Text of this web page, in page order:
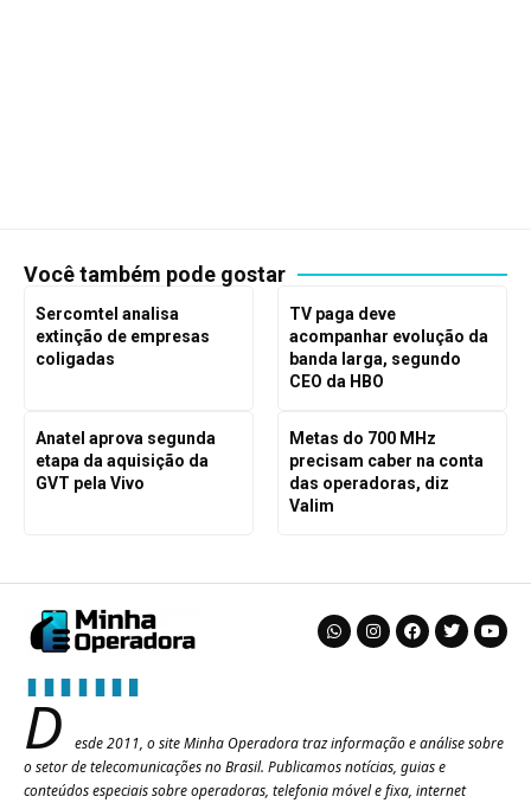
Você também pode gostar
Sercomtel analisa
extinção de empresas
coligadas
TV paga deve
acompanhar evolução da
banda larga, segundo
CEO da HBO
Anatel aprova segunda
etapa da aquisição da
GVT pela Vivo
Metas do 700 MHz
precisam caber na conta
das operadoras, diz
Valim
D
esde 2011, o site Minha Operadora traz informação e análise sobre
o setor de telecomunicações no Brasil. Publicamos notícias, guias e
conteúdos especiais sobre operadoras, telefonia móvel e fixa, internet